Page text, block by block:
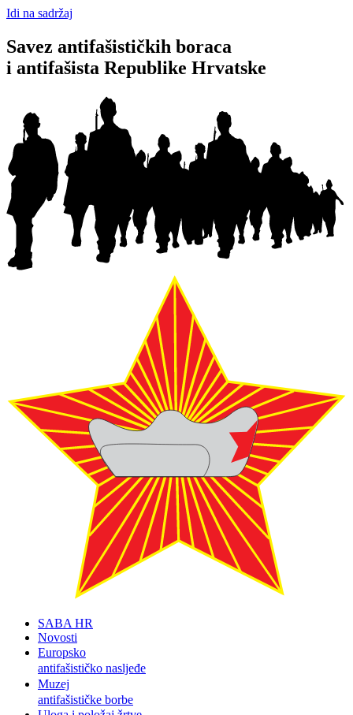
Idi na sadržaj
Savez antifašističkih boraca
i antifašista Republike Hrvatske
SABA HR
Novosti
Europsko
antifašističko nasljeđe
Muzej
antifašističke borbe